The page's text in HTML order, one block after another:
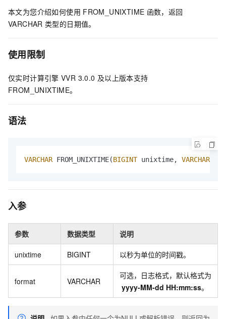
本文为您介绍如何使用 FROM_UNIXTIME 函数，返回
VARCHAR 类型的日期值。
使用限制
仅实时计算引擎 VVR 3.0.0 及以上版本支持
FROM_UNIXTIME。
语法
VARCHAR FROM_UNIXTIME(BIGINT unixtime, VARCHAR
入参
参数 数据类型 说明
unixtime BIGINT 以秒为单位的时间戳。
format VARCHAR
可选，日志格式，默认格式为
yyyy-MM-dd HH:mm:ss。